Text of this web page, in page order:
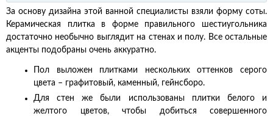
За основу дизайна этой ванной специалисты взяли форму соты.
Керамическая плитка в форме правильного шестиугольника
достаточно необычно выглядит на стенах и полу. Все остальные
акценты подобраны очень аккуратно.
Пол выложен плитками нескольких оттенков серого
цвета – графитовый, каменный, гейнсборо.
Для стен же были использованы плитки белого и
желтого цветов, чтобы добиться совершенного